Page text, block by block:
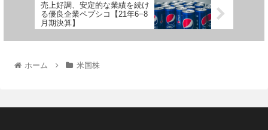
売上好調、安定的な業績を続け
る優良企業ペプシコ【21年6−8
月期決算】
ホーム 米国株